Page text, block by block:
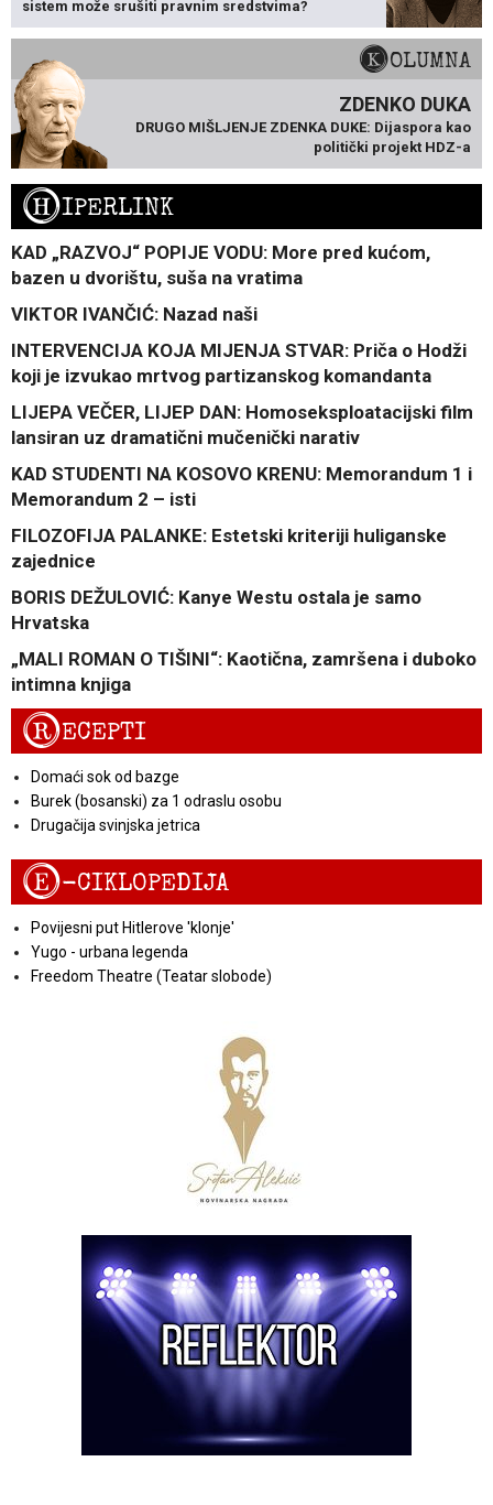
sistem može srušiti pravnim sredstvima?
KOLUMNA
ZDENKO DUKA
DRUGO MIŠLJENJE ZDENKA DUKE: Dijaspora kao
politički projekt HDZ-a
HIPERLINK
KAD „RAZVOJ“ POPIJE VODU: More pred kućom,
bazen u dvorištu, suša na vratima
VIKTOR IVANČIĆ: Nazad naši
INTERVENCIJA KOJA MIJENJA STVAR: Priča o Hodži
koji je izvukao mrtvog partizanskog komandanta
LIJEPA VEČER, LIJEP DAN: Homoseksploatacijski film
lansiran uz dramatični mučenički narativ
KAD STUDENTI NA KOSOVO KRENU: Memorandum 1 i
Memorandum 2 – isti
FILOZOFIJA PALANKE: Estetski kriteriji huliganske
zajednice
BORIS DEŽULOVIĆ: Kanye Westu ostala je samo
Hrvatska
„MALI ROMAN O TIŠINI“: Kaotična, zamršena i duboko
intimna knjiga
RECEPTI
Domaći sok od bazge
Burek (bosanski) za 1 odraslu osobu
Drugačija svinjska jetrica
E-CIKLOPEDIJA
Povijesni put Hitlerove 'klonje'
Yugo - urbana legenda
Freedom Theatre (Teatar slobode)